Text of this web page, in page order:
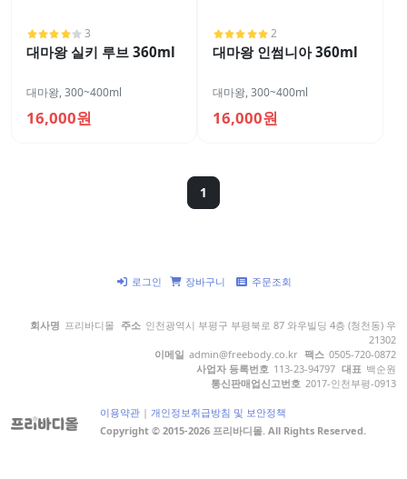
3
대마왕 실키 루브 360ml
대마왕,300~400ml
16,000원
2
대마왕 인썸니아 360ml
대마왕,300~400ml
16,000원
1
로그인 장바구니 주문조회
이용약관 | 개인정보취급방침 및 보안정책
Copyright © 2015-2026 프리바디몰. All Rights Reserved.
회사명 프리바디몰 주소 인천광역시 부평구 부평북로 87 와우빌딩 4층 (청천동) 우
21302
이메일 admin@freebody.co.kr 팩스 0505-720-0872
사업자 등록번호 113-23-94797 대표 백순원
통신판매업신고번호 2017-인천부평-0913